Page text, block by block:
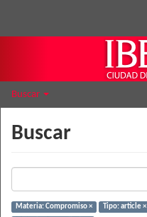
Buscar
Buscar
Materia: Compromiso × Tipo: article ×